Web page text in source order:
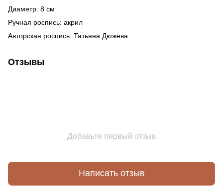
Диаметр: 8 см
Ручная роспись: акрил
Авторская роспись: Татьяна Дюжева
Отзывы
Добавьте первый отзыв
Написать отзыв